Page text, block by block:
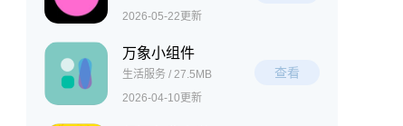
2026-05-22更新
万象小组件
生活服务 / 27.5MB
2026-04-10更新
查看